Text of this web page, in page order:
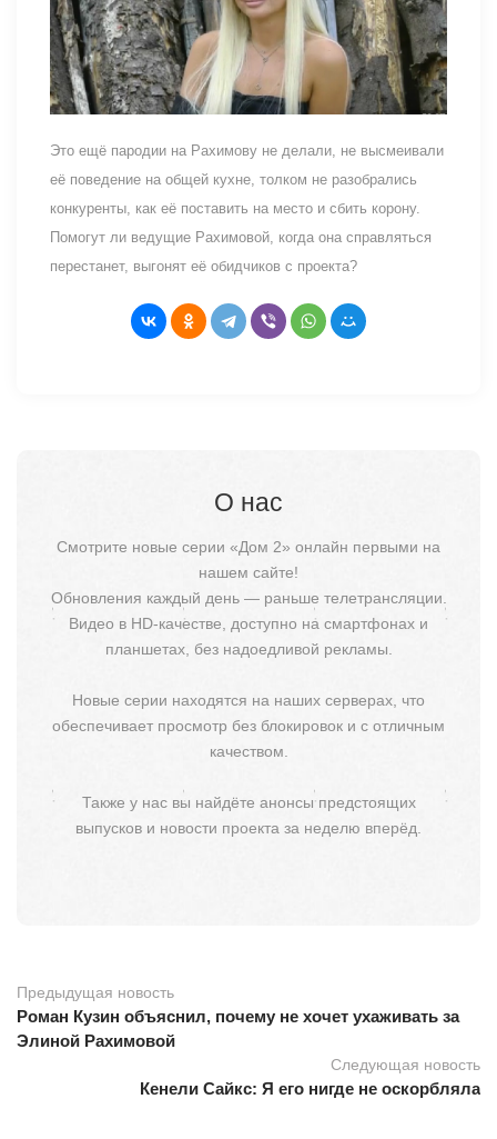
Это ещё пародии на Рахимову не делали, не высмеивали
её поведение на общей кухне, толком не разобрались
конкуренты, как её поставить на место и сбить корону.
Помогут ли ведущие Рахимовой, когда она справляться
перестанет, выгонят её обидчиков с проекта?
О нас
Смотрите новые серии «Дом 2» онлайн первыми на
нашем сайте!
Обновления каждый день — раньше телетрансляции.
Видео в HD-качестве, доступно на смартфонах и
планшетах, без надоедливой рекламы.
Новые серии находятся на наших серверах, что
обеспечивает просмотр без блокировок и с отличным
качеством.
Также у нас вы найдёте анонсы предстоящих
выпусков и новости проекта за неделю вперёд.
Предыдущая новость
Роман Кузин объяснил, почему не хочет ухаживать за
Элиной Рахимовой
Следующая новость
Кенели Сайкс: Я его нигде не оскорбляла